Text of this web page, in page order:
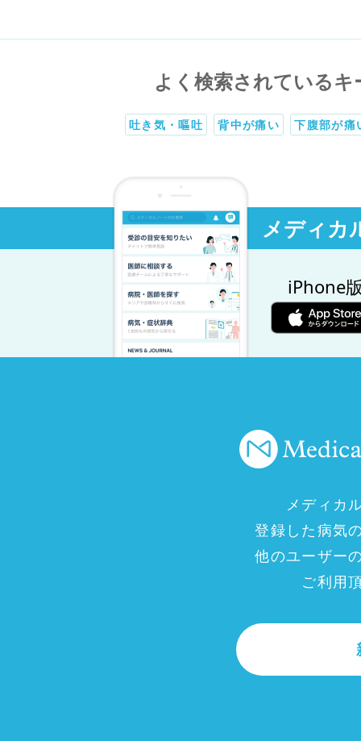
よく検索されているキ
吐き気・嘔吐 背中が痛い 下腹部が痛
メディカ
iPhone
メディカ
登録した病気
他のユーザー
ご利用